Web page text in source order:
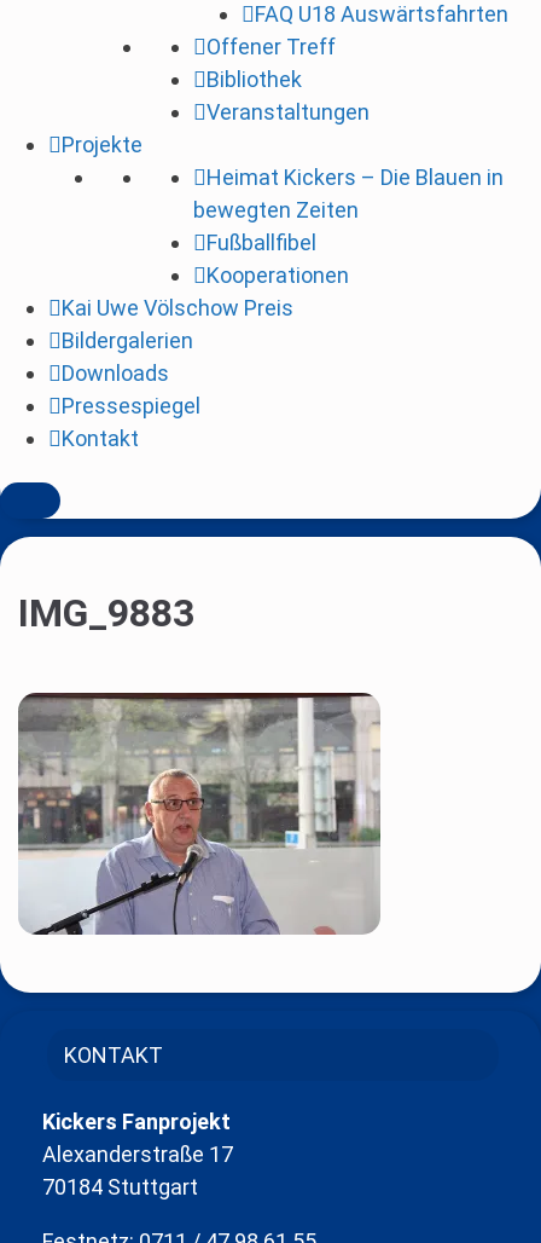
FAQ U18 Auswärtsfahrten
Offener Treff
Bibliothek
Veranstaltungen
Projekte
Heimat Kickers – Die Blauen in
bewegten Zeiten
Fußballfibel
Kooperationen
Kai Uwe Völschow Preis
Bildergalerien
Downloads
Pressespiegel
Kontakt
IMG_9883
KONTAKT
Kickers Fanprojekt
Alexanderstraße 17
70184 Stuttgart